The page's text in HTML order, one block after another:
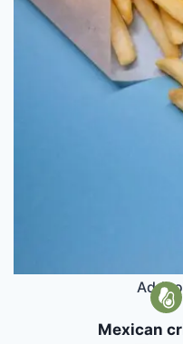
Add
Mexican